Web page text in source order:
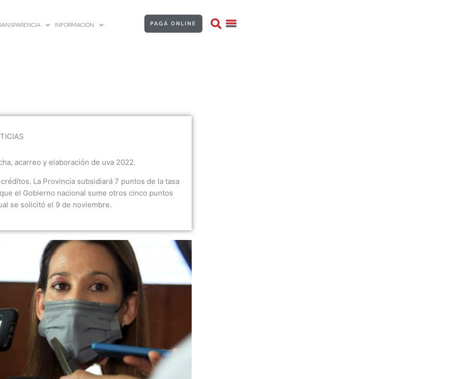
INFORMACIÓN PAGÁ ONLINE
acarreo y elaboración de uva 2022.
La Provincia subsidiará 7 puntos de la tasa
el Gobierno nacional sume otros cinco puntos
se solicitó el 9 de noviembre.